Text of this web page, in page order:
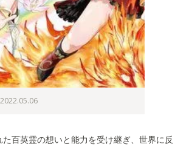
た百英霊の想いと能力を受け継ぎ、世界に反